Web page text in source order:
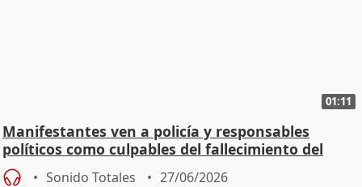
01:11
Manifestantes ven a policía y responsables
políticos como culpables del fallecimiento del
joven
Sonido Totales 27/06/2026